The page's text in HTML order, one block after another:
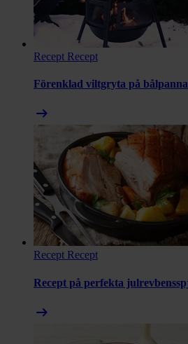
Recept Recept
Förenklad viltgryta på
arrow_right_alt
Recept Recept
Recept på perfekta
arrow_right_alt